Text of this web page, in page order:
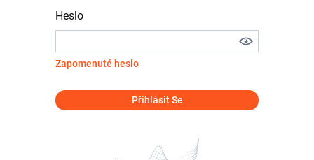
Heslo
Zapomenuté heslo
Přihlásit Se